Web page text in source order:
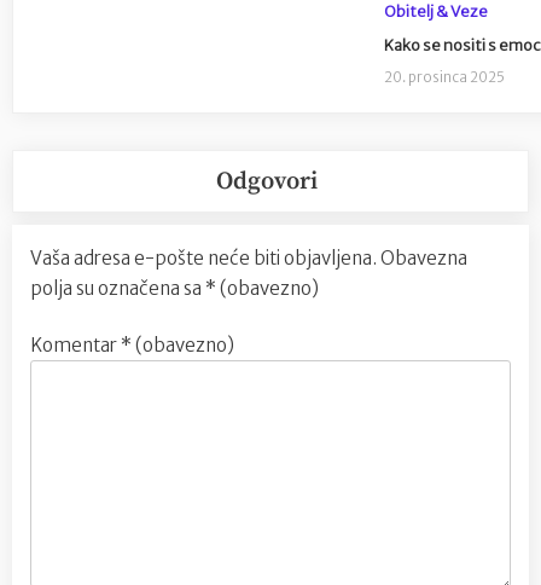
Obitelj & Veze
Kako se nositi s
20. prosinca 2025
Odgovori
Vaša adresa e-pošte neće biti objavljena. Obavezna
polja su označena sa * (obavezno)
Komentar * (obavezno)